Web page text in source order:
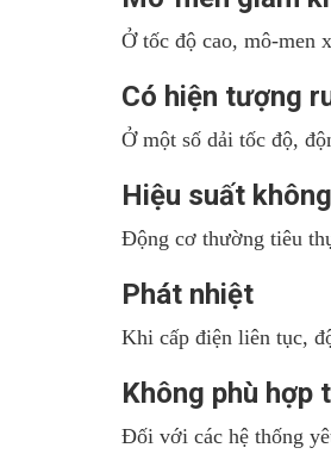
Ở tốc độ cao, mô-men
Có hiện tượng
Ở một số dải tốc độ,
Hiệu suất
Động cơ thường tiêu
Phát nhiệt
Khi cấp điện liên tục,
Không phù hợp
Đối với các hệ thống